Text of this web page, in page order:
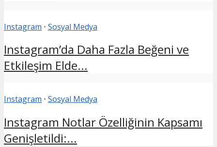
Instagram • Sosyal Medya
Instagram’da Daha Fazla Beğeni ve
Etkileşim Elde...
Instagram • Sosyal Medya
Instagram Notlar Özelliğinin Kapsamı
Genişletildi:...